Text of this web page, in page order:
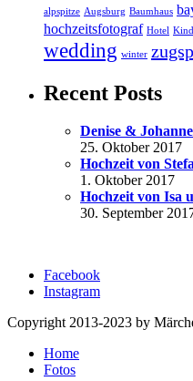
alpspitze Augsburg Baumhaus
hochzeitsfotograf Hotel
wedding winter
Recent Posts
Denise &
25. Oktober 2017
Hochzeit von
1. Oktober 2017
Hochzeit von Isa
30. September
Facebook
Instagram
Copyright 2013-2023 by
Home
Fotos